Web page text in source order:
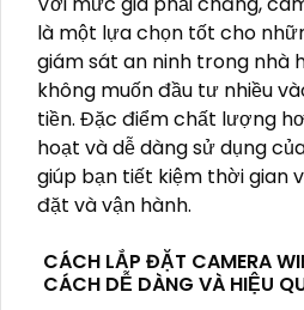
là một lựa chọn tốt cho
giám sát an ninh trong nhà
không muốn đầu tư nhiều
tiền. Đặc điểm chất lượng
hoạt và dễ dàng sử dụng
giúp bạn tiết kiệm thời gian
đặt và vận hành.
CÁCH LẮP ĐẶT CAMERA
CÁCH DỄ DÀNG VÀ HIỆU